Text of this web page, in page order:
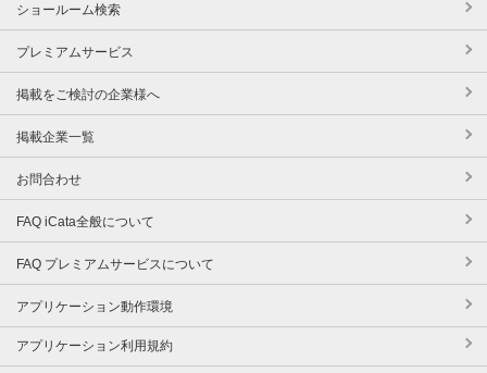
ショールーム検索
プレミアムサービス
掲載をご検討の企業様へ
掲載企業一覧
お問合わせ
FAQ iCata全般について
FAQ プレミアムサービスについて
アプリケーション動作環境
アプリケーション利用規約